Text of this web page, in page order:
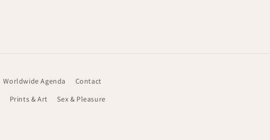
Worldwide Agenda
Contact
Prints & Art
Sex & Pleasure